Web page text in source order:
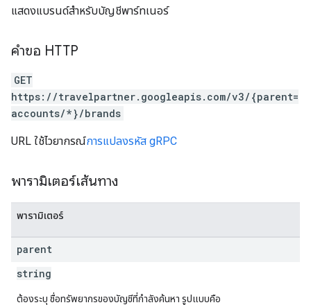
แสดงแบรนด์สำหรับบัญชีพาร์ทเนอร์
คำขอ HTTP
GET
https://travelpartner.googleapis.com/v3/{parent=
accounts/*}/brands
URL ใช้ไวยากรณ์การแปลงรหัส gRPC
พารามิเตอร์เส้นทาง
พารามิเตอร์
parent
string
ต้องระบุ ชื่อทรัพยากรของบัญชีที่กำลังค้นหา รูปแบบคือ